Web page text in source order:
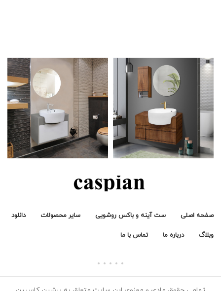
صفحه اصلی ست آینه و باکس روشویی سایر محصولات دانلود
وبلاگ درباره ما تماس با ما